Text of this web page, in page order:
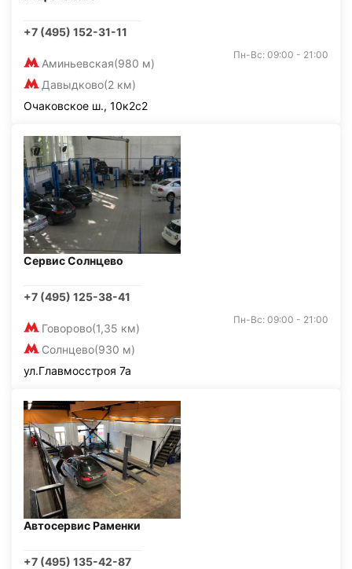
+7 (495) 152-31-11
Аминьевская(980 м)
Давыдково(2 км)
Пн-Вс: 09:00 - 21:00
Очаковское ш., 10к2с2
Сервис Солнцево
+7 (495) 125-38-41
Говорово(1,35 км)
Солнцево(930 м)
Пн-Вс: 09:00 - 21:00
ул.Главмосстроя 7а
Автосервис Раменки
+7 (495) 135-42-87